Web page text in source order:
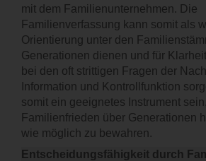
mit dem Familienunternehmen. Die
Familienverfassung kann somit als
Orientierung unter den
Generationen dienen und für
bei den oft strittigen Fragen der
Information und Kontrollfunktion
somit ein geeignetes Instrument
Familienfrieden über Generationen
wie möglich zu bewahren.
Entscheidungsfähigkeit durch